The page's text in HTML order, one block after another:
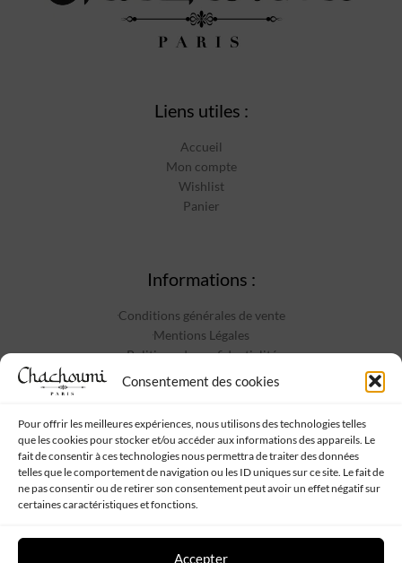
Consentement des cookies
Pour offrir les meilleures expériences, nous utilisons des technologies telles
que les cookies pour stocker et/ou accéder aux informations des appareils. Le
fait de consentir à ces technologies nous permettra de traiter des données
telles que le comportement de navigation ou les ID uniques sur ce site. Le fait de
ne pas consentir ou de retirer son consentement peut avoir un effet négatif sur
certaines caractéristiques et fonctions.
Accepter
Liens utiles :
Accueil
Mon compte
Wishlist
Panier
Informations :
Conditions générales de vente
Mentions Légales
Politique de confidentialité
Contact
Suivez-nous :